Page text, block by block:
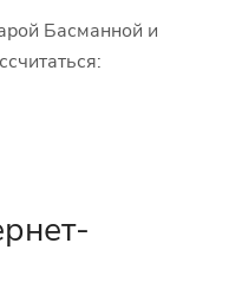
Басманной и